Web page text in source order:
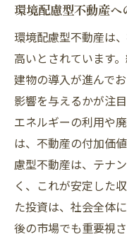
環境配慮型不動産へ
環境配慮型不動産は
高いとされています
建物の導入が進んで
影響を与えるかが注
エネルギーの利用や
は、不動産の付加価
慮型不動産は、テナ
く、これが安定した
た投資は、社会全体
後の市場でも重要視